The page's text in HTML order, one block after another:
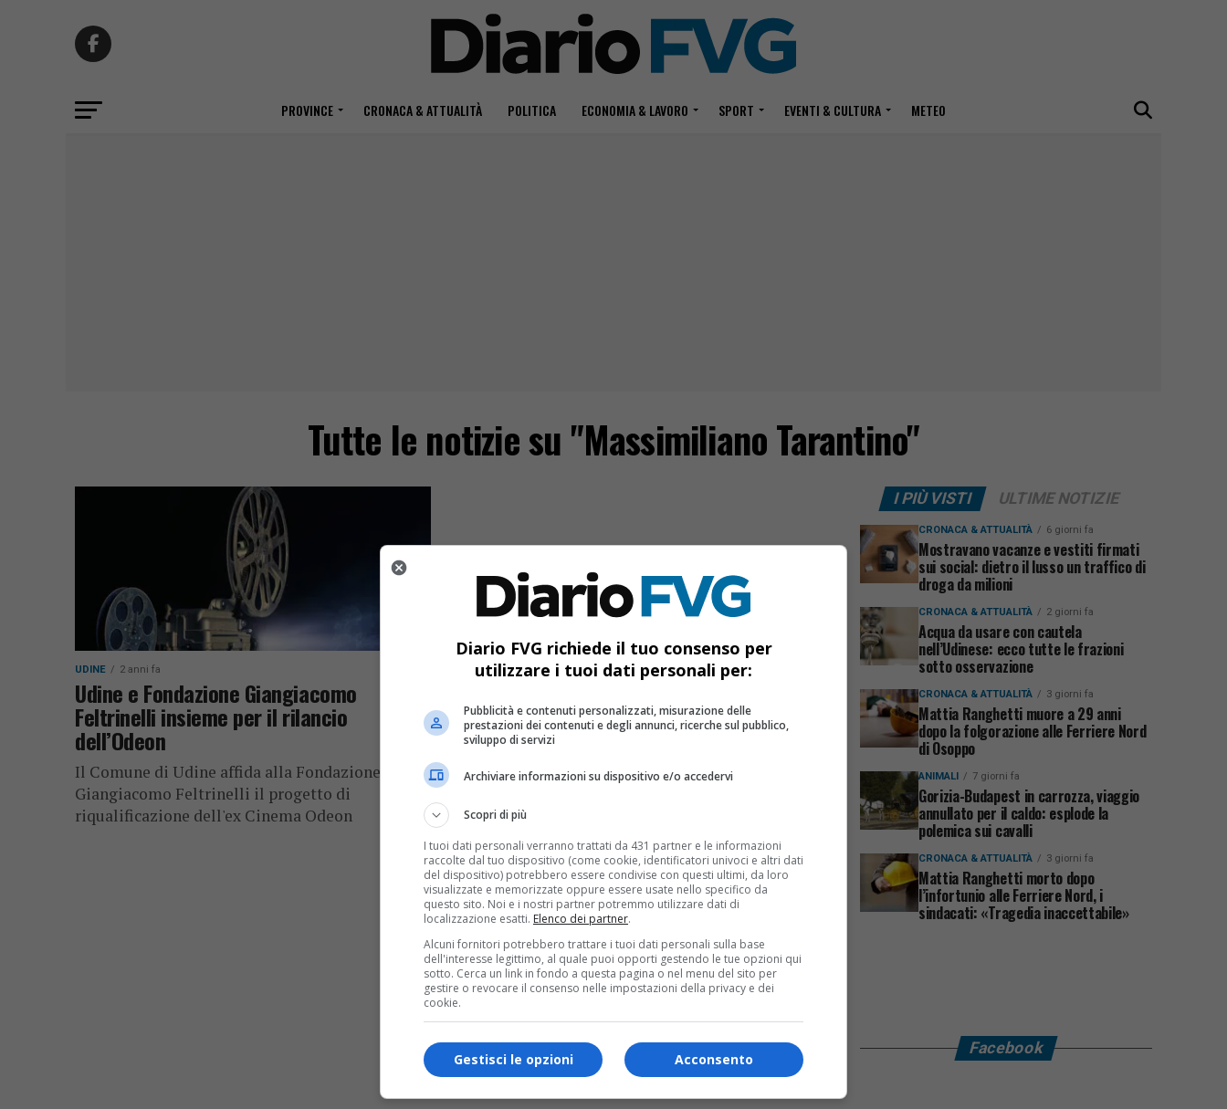
PROVINCE CRONACA & ATTUALITÀ POLITICA ECONOMIA & LAVORO SPORT EVENTI & CULTURA METEO
Tutte le notizie su "Massimiliano Tarantino"
UDINE 2 anni fa
Udine e Fondazione Giangiacomo
Feltrinelli insieme per il rilancio
dell’Odeon
Il Comune di Udine affida alla Fondazione
Giangiacomo Feltrinelli il progetto di
riqualificazione dell'ex Cinema Odeon
I PIÙ VISTI ULTIME NOTIZIE
CRONACA & ATTUALITÀ 6 giorni fa
Mostravano vacanze e vestiti firmati
sui social: dietro il lusso un traffico di
droga da milioni
CRONACA & ATTUALITÀ 2 giorni fa
Acqua da usare con cautela
nell’Udinese: ecco tutte le frazioni
sotto osservazione
CRONACA & ATTUALITÀ 3 giorni fa
Mattia Ranghetti muore a 29 anni
dopo la folgorazione alle Ferriere Nord
di Osoppo
ANIMALI 7 giorni fa
Gorizia-Budapest in carrozza, viaggio
annullato per il caldo: esplode la
polemica sui cavalli
CRONACA & ATTUALITÀ 3 giorni fa
Mattia Ranghetti morto dopo
l’infortunio alle Ferriere Nord, i
sindacati: «Tragedia inaccettabile»
Facebook
Diario FVG richiede il tuo consenso per
utilizzare i tuoi dati personali per:
Pubblicità e contenuti personalizzati, misurazione delle
prestazioni dei contenuti e degli annunci, ricerche sul pubblico,
sviluppo di servizi
Archiviare informazioni su dispositivo e/o accedervi
Scopri di più
I tuoi dati personali verranno trattati da 431 partner e le informazioni
raccolte dal tuo dispositivo (come cookie, identificatori univoci e altri dati
del dispositivo) potrebbero essere condivise con questi ultimi, da loro
visualizzate e memorizzate oppure essere usate nello specifico da
questo sito. Noi e i nostri partner potremmo utilizzare dati di
localizzazione esatti. Elenco dei partner.
Alcuni fornitori potrebbero trattare i tuoi dati personali sulla base
dell'interesse legittimo, al quale puoi opporti gestendo le tue opzioni qui
sotto. Cerca un link in fondo a questa pagina o nel menu del sito per
gestire o revocare il consenso nelle impostazioni della privacy e dei
cookie.
Acconsento
Gestisci le opzioni